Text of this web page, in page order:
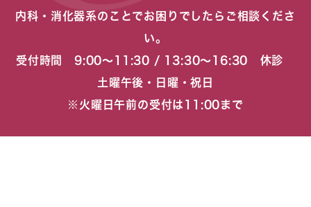
内科・消化器系のことでお困りでしたらご相談くださ
い。
受付時間 9:00〜11:30 / 13:30〜16:30 休診
土曜午後・日曜・祝日
※火曜日午前の受付は11:00まで